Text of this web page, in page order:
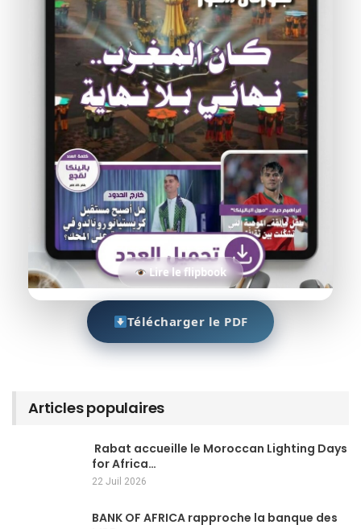
Lire le flipbook
Télécharger le PDF
Articles populaires
Rabat accueille le Moroccan Lighting Days
for Africa…
22 Juil 2026
BANK OF AFRICA rapproche la banque des